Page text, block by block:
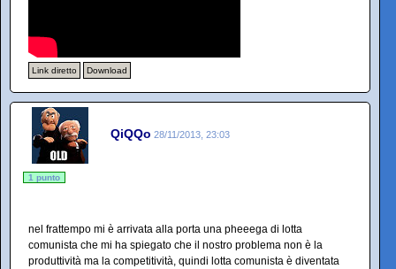
Link diretto Download
QiQQo 28/11/2013, 23:03
1 punto
nel frattempo mi è arrivata alla porta una pheeega di lotta
comunista che mi ha spiegato che il nostro problema non è la
produttività ma la competitività, quindi lotta comunista è diventata